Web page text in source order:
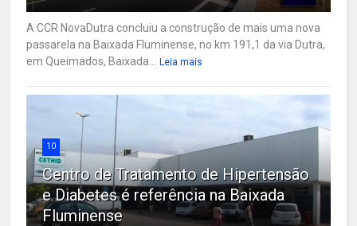
A CCR NovaDutra concluiu a construção de mais uma nova
passarela na Baixada Fluminense, no km 191,1 da via Dutra,
em Queimados, Baixada...
Leia mais
10
Centro de Tratamento de Hipertensão
e Diabetes é referência na Baixada
Fluminense